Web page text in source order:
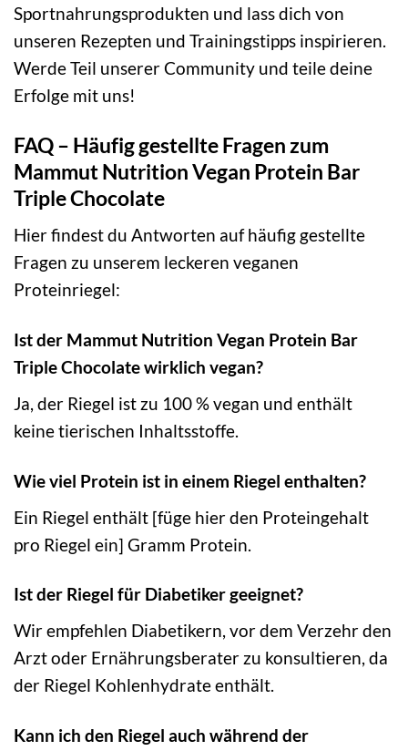
Sportnahrungsprodukten und lass dich von
unseren Rezepten und Trainingstipps inspirieren.
Werde Teil unserer Community und teile deine
Erfolge mit uns!
FAQ – Häufig gestellte Fragen zum
Mammut Nutrition Vegan Protein Bar
Triple Chocolate
Hier findest du Antworten auf häufig gestellte
Fragen zu unserem leckeren veganen
Proteinriegel:
Ist der Mammut Nutrition Vegan Protein Bar
Triple Chocolate wirklich vegan?
Ja, der Riegel ist zu 100 % vegan und enthält
keine tierischen Inhaltsstoffe.
Wie viel Protein ist in einem Riegel enthalten?
Ein Riegel enthält [füge hier den Proteingehalt
pro Riegel ein] Gramm Protein.
Ist der Riegel für Diabetiker geeignet?
Wir empfehlen Diabetikern, vor dem Verzehr den
Arzt oder Ernährungsberater zu konsultieren, da
der Riegel Kohlenhydrate enthält.
Kann ich den Riegel auch während der